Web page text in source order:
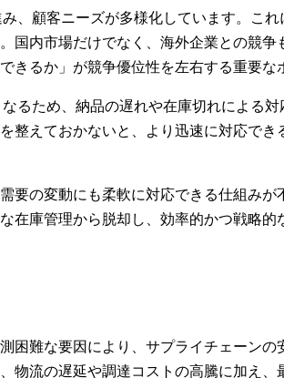
、顧客ニーズが多様化しています。こ
国内市場だけでなく、海外企業との競
るか」が競争優位性を左右する重要な
るため、納品の遅れや在庫切れによる
整えておかないと、より迅速に対応でき
要の変動にも柔軟に対応できる仕組み
在庫管理から脱却し、効率的かつ戦略的
難な要因により、サプライチェーンの
物流の遅延や調達コストの高騰に加え、